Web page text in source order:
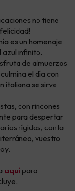
no tiene
es un homenaje
infinito.
de almuerzos
el día con
italiana se sirve
con rincones
para despertar
rígidos, con la
vuestro
aquípara